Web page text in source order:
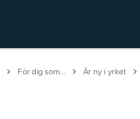
För dig som... Är ny i yrket